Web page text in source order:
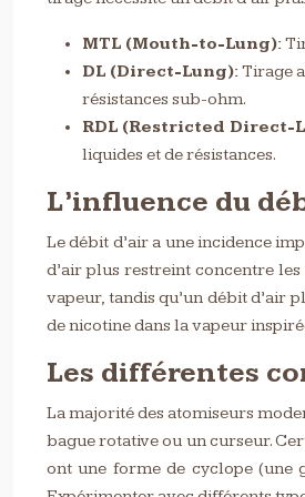
MTL (Mouth-to-Lung):
DL (Direct-Lung):Tirage
résistances sub-ohm.
RDL (Restricted Direct-
liquides et de résistances.
L’influence du
Le débit d’air a une incidence
d’air plus restreint concentre
vapeur, tandis qu’un débit d’air
de nicotine dans la vapeur
Les différentes
La majorité des atomiseurs
bague rotative ou un curseur.
ont une forme de cyclope (une